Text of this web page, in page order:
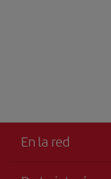
En la red